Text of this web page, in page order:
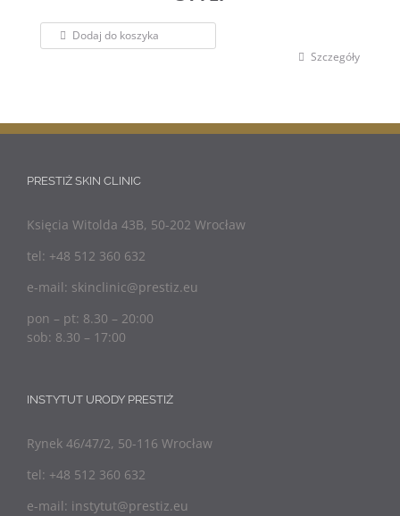
Dodaj do koszyka
Szczegóły
PRESTIŻ SKIN CLINIC
Księcia Witolda 43B, 50-202 Wrocław
tel: +48 512 360 632
e-mail: skinclinic@prestiz.eu
pon – pt: 8.30 – 20:00
sob: 8.30 – 17:00
INSTYTUT URODY PRESTIŻ
Rynek 46/47/2, 50-116 Wrocław
tel: +48 512 360 632
e-mail: instytut@prestiz.eu